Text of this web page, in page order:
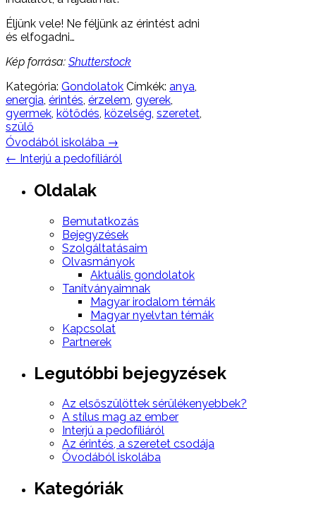
Éljünk vele! Ne féljünk az érintést adni
és elfogadni…
Kép forrása: Shutterstock
Kategória: Gondolatok Címkék: anya,
energia, érintés, érzelem, gyerek,
gyermek, kötődés, közelség, szeretet,
szülő
Post
navigation
Óvodából iskolába →
← Interjú a pedofíliáról
Oldalak
Bemutatkozás
Bejegyzések
Szolgáltatásaim
Olvasmányok
Aktuális gondolatok
Tanítványaimnak
Magyar irodalom témák
Magyar nyelvtan témák
Kapcsolat
Partnerek
Legutóbbi bejegyzések
Az elsőszülöttek sérülékenyebbek?
A stílus mag az ember
Interjú a pedofíliáról
Az érintés, a szeretet csodája
Óvodából iskolába
Kategóriák